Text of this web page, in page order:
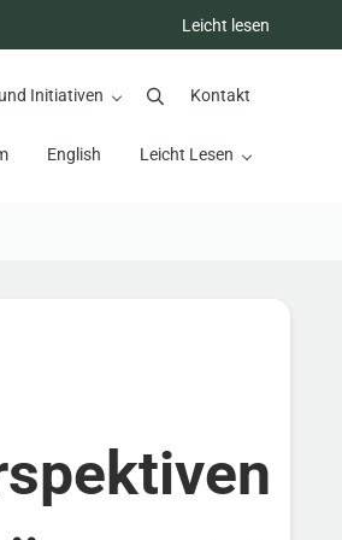
Leicht lesen
Initiativen SuchenKontakt
English Leicht Lesen